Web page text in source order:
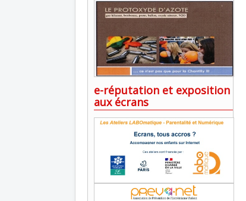
e-réputation et exposition
aux écrans